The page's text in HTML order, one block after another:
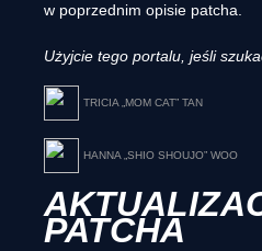
w poprzednim opisie patcha.
Użyjcie tego portalu, jeśli
TRICIA „MOM CAT” TAN
HANNA „SHIO SHOUJO” WOO
PATCHA